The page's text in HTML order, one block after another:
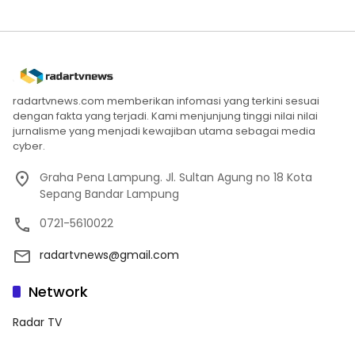
radartvnews.com memberikan infomasi yang terkini sesuai
dengan fakta yang terjadi. Kami menjunjung tinggi nilai nilai
jurnalisme yang menjadi kewajiban utama sebagai media
cyber.
Graha Pena Lampung. Jl. Sultan Agung no 18 Kota
Sepang Bandar Lampung
0721-5610022
radartvnews@gmail.com
Network
Radar TV